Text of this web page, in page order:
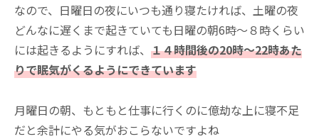
なので、日曜日の夜にいつも通り寝たければ、土曜の夜
どんなに遅くまで起きていても日曜の朝6時〜８時くらい
には起きるようにすれば、 １４時間後の20時〜22時あた
りで眠気がくるようにできています
月曜日の朝、もともと仕事に行くのに億劫な上に寝不足
だと余計にやる気がおこらないですよね